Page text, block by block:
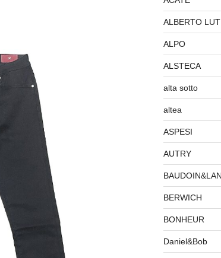
ALBERTO
ALPO
ALSTECA
alta sotto
altea
ASPESI
AUTRY
BERWICH
BONHEUR
Daniel&Bob